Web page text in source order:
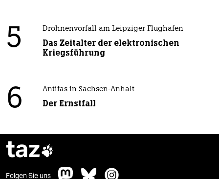
5 Drohnenvorfall am Leipziger Flughafen
Das Zeitalter der elektronischen
Kriegsführung
6 Antifas in Sachsen-Anhalt
Der Ernstfall
taz
Folgen Sie uns